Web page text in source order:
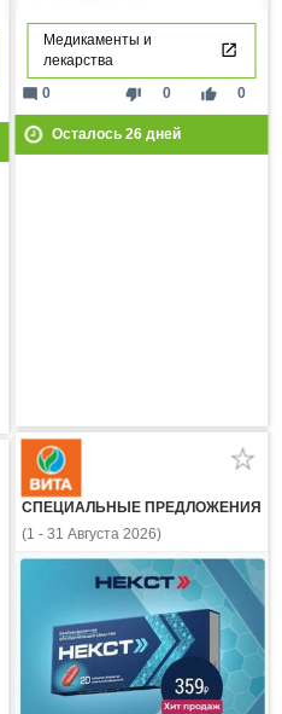
Медикаменты и
лекарства
thumb_down 0 thumb_up 0
mode_comment 0
Осталось 26дней
СПЕЦИАЛЬНЫЕ ПРЕДЛОЖЕНИЯ
(1 - 31 Августа 2026)